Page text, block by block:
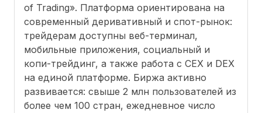
of Trading». Платформа ориентирована на
современный деривативный и спот-рынок:
трейдерам доступны веб-терминал,
мобильные приложения, социальный и
копи-трейдинг, а также работа с CEX и DEX
на единой платформе. Биржа активно
развивается: свыше 2 млн пользователей из
более чем 100 стран, ежедневное число